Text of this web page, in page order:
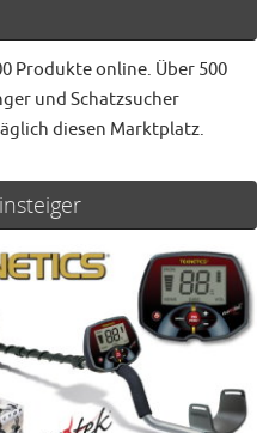
Produkte online. Über 500
und Schatzsucher
diesen Marktplatz.